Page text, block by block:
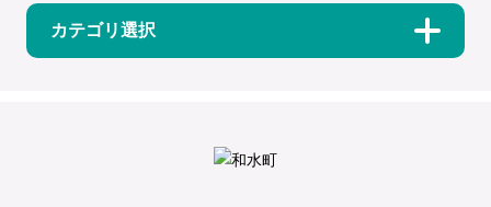
カテゴリ選択